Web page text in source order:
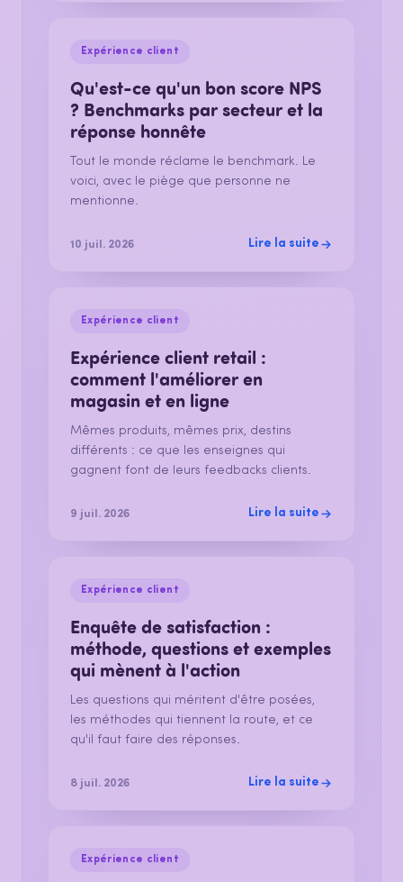
Expérience client
Qu'est-ce qu'un bon score NPS
? Benchmarks par secteur et la
réponse honnête
Tout le monde réclame le benchmark. Le
voici, avec le piège que personne ne
mentionne.
10 juil. 2026 Lire la suite
Expérience client
Expérience client retail :
comment l'améliorer en
magasin et en ligne
Mêmes produits, mêmes prix, destins
différents : ce que les enseignes qui
gagnent font de leurs feedbacks clients.
9 juil. 2026 Lire la suite
Expérience client
Enquête de satisfaction :
méthode, questions et exemples
qui mènent à l'action
Les questions qui méritent d'être posées,
les méthodes qui tiennent la route, et ce
qu'il faut faire des réponses.
8 juil. 2026 Lire la suite
Expérience client